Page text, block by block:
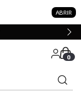
ABRIR
0